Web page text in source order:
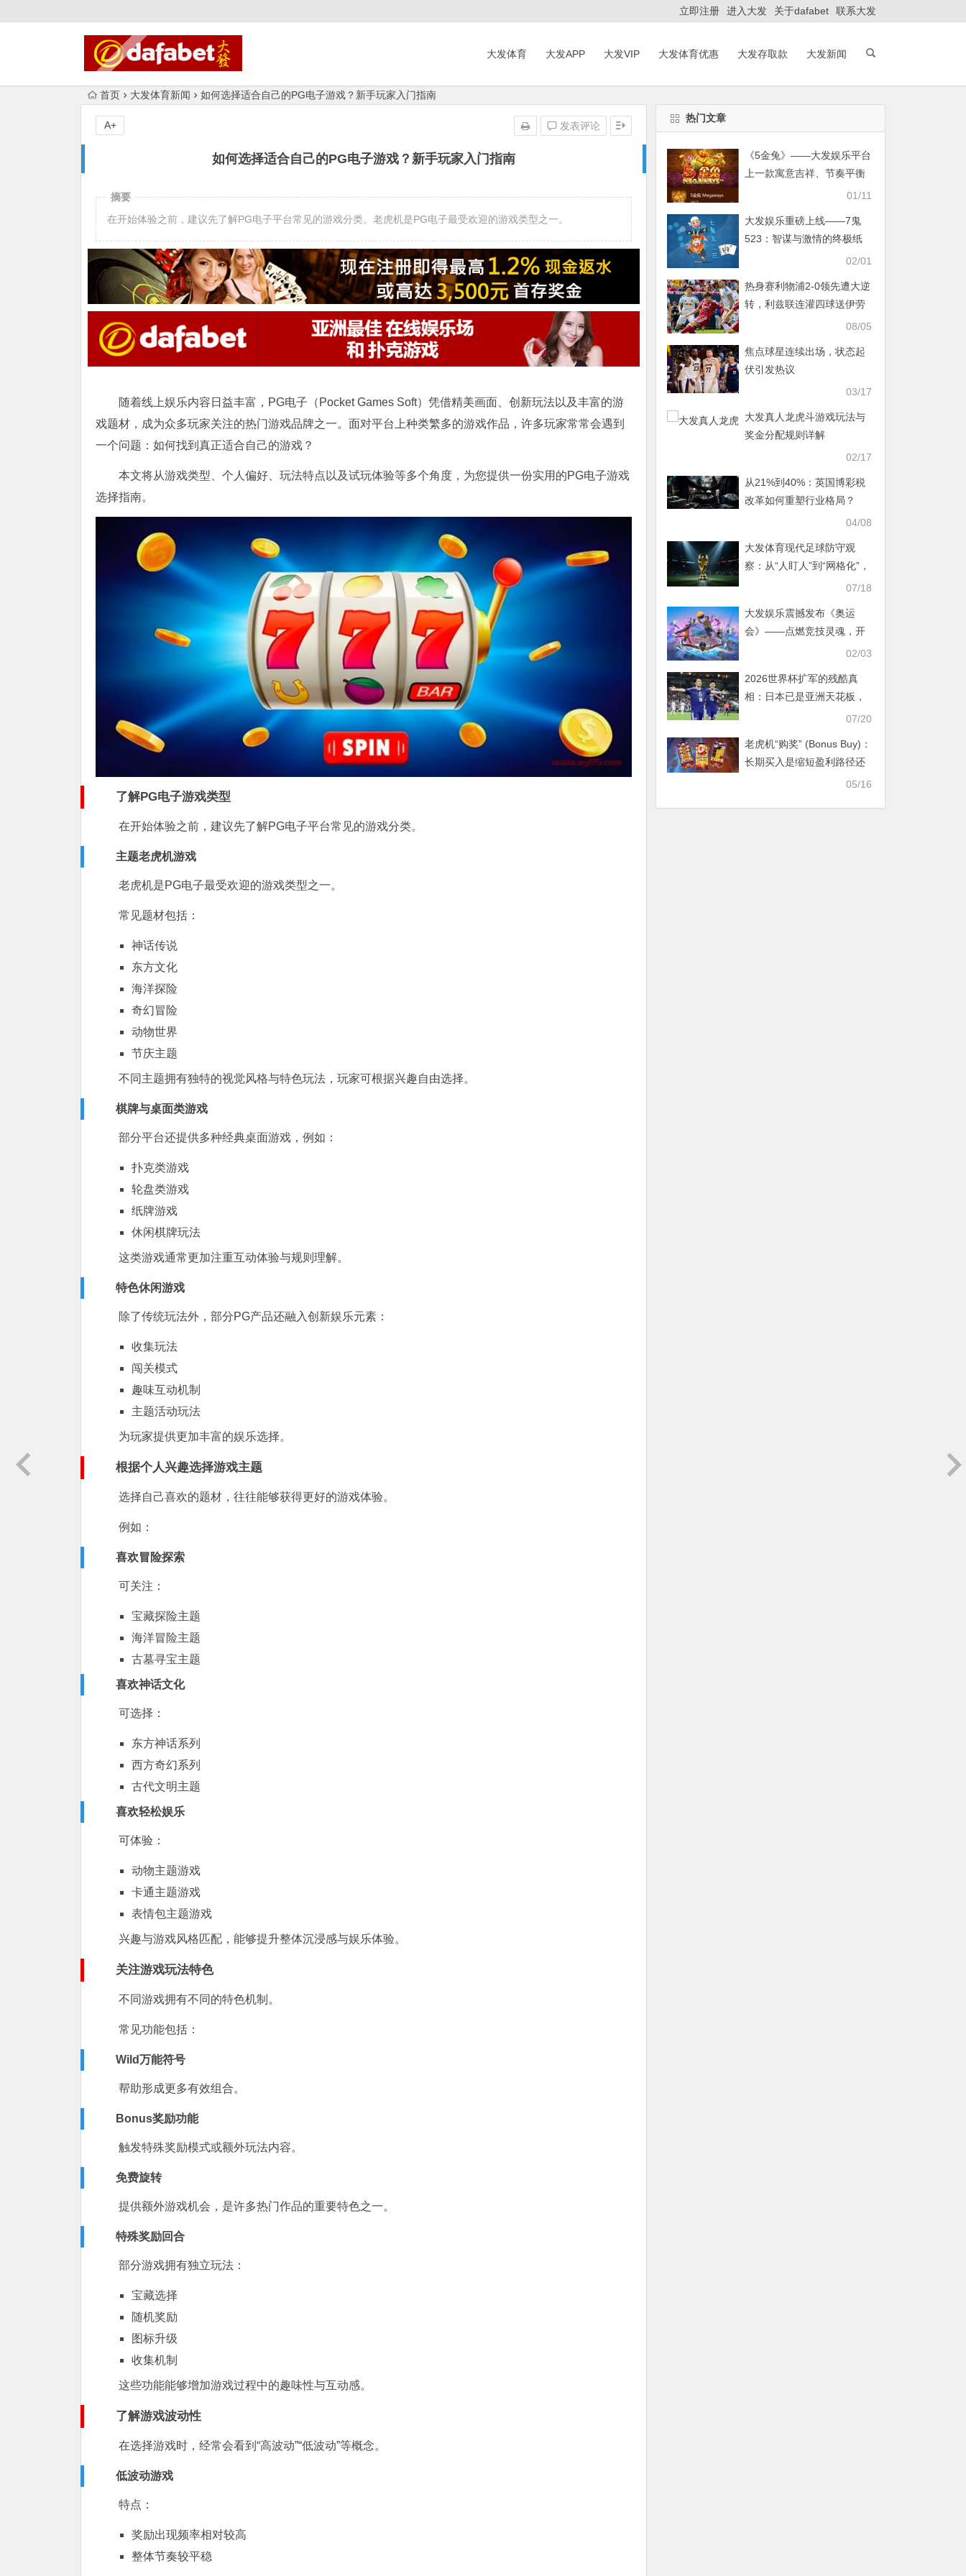
立即注册 进入大发 关于dafabet 联系大发
大发体育 大发APP 大发VIP 大发体育优惠 大发存取款 大发新闻
首页 大发体育新闻 如何选择适合自己的PG电子游戏？新手玩家入门指南
如何选择适合自己的PG电子游戏？新手玩家入门指南
发表评论
A+
摘要
在开始体验之前，建议先了解PG电子平台常见的游戏分类。老虎机是PG电子最受欢迎的游戏类型之一。
随着线上娱乐内容日益丰富，PG电子（Pocket Games Soft）凭借精美画面、创新玩法以及丰富的游
戏题材，成为众多玩家关注的热门游戏品牌之一。面对平台上种类繁多的游戏作品，许多玩家常常会遇到
一个问题：如何找到真正适合自己的游戏？
本文将从游戏类型、个人偏好、玩法特点以及试玩体验等多个角度，为您提供一份实用的PG电子游戏
选择指南。
了解PG电子游戏类型
在开始体验之前，建议先了解PG电子平台常见的游戏分类。
主题老虎机游戏
老虎机是PG电子最受欢迎的游戏类型之一。
常见题材包括：
神话传说
东方文化
海洋探险
奇幻冒险
动物世界
节庆主题
不同主题拥有独特的视觉风格与特色玩法，玩家可根据兴趣自由选择。
棋牌与桌面类游戏
部分平台还提供多种经典桌面游戏，例如：
扑克类游戏
轮盘类游戏
纸牌游戏
休闲棋牌玩法
这类游戏通常更加注重互动体验与规则理解。
特色休闲游戏
除了传统玩法外，部分PG产品还融入创新娱乐元素：
收集玩法
闯关模式
趣味互动机制
主题活动玩法
为玩家提供更加丰富的娱乐选择。
根据个人兴趣选择游戏主题
选择自己喜欢的题材，往往能够获得更好的游戏体验。
例如：
喜欢冒险探索
可关注：
宝藏探险主题
海洋冒险主题
古墓寻宝主题
喜欢神话文化
可选择：
东方神话系列
西方奇幻系列
古代文明主题
喜欢轻松娱乐
可体验：
动物主题游戏
卡通主题游戏
表情包主题游戏
兴趣与游戏风格匹配，能够提升整体沉浸感与娱乐体验。
关注游戏玩法特色
不同游戏拥有不同的特色机制。
常见功能包括：
Wild万能符号
帮助形成更多有效组合。
Bonus奖励功能
触发特殊奖励模式或额外玩法内容。
免费旋转
提供额外游戏机会，是许多热门作品的重要特色之一。
特殊奖励回合
部分游戏拥有独立玩法：
宝藏选择
随机奖励
图标升级
收集机制
这些功能能够增加游戏过程中的趣味性与互动感。
了解游戏波动性
在选择游戏时，经常会看到“高波动”“低波动”等概念。
低波动游戏
特点：
奖励出现频率相对较高
整体节奏较平稳
热门文章
《5金兔》——大发娱乐平台
上一款寓意吉祥、节奏平衡
01/11
大发娱乐重磅上线——7鬼
523：智谋与激情的终极纸
02/01
热身赛利物浦2-0领先遭大逆
转，利兹联连灌四球送伊劳
08/05
焦点球星连续出场，状态起
伏引发热议
03/17
大发真人龙虎斗游戏玩法与
奖金分配规则详解
02/17
从21%到40%：英国博彩税
改革如何重塑行业格局？
04/08
大发体育现代足球防守观
察：从“人盯人”到“网格化”，
07/18
大发娱乐震撼发布《奥运
会》——点燃竞技灵魂，开
02/03
2026世界杯扩军的残酷真
相：日本已是亚洲天花板，
国足的差距远不止几个名额
07/20
老虎机“购奖” (Bonus Buy)：
长期买入是缩短盈利路径还
05/16